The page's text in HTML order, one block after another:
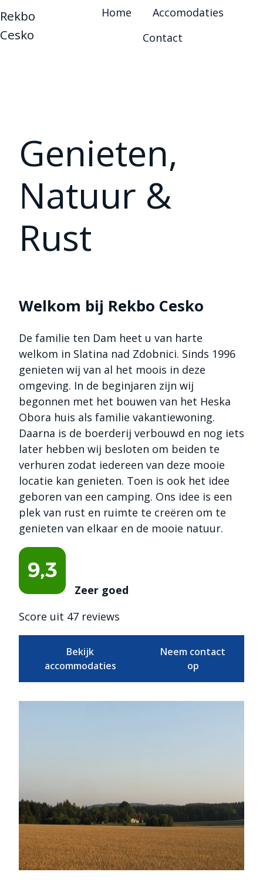
Rekbo
Cesko
Home
Accomodaties
Contact
Genieten,
Natuur &
Rust
Welkom bij Rekbo Cesko
De familie ten Dam heet u van harte
welkom in Slatina nad Zdobnici. Sinds 1996
genieten wij van al het moois in deze
omgeving. In de beginjaren zijn wij
begonnen met het bouwen van het Heska
Obora huis als familie vakantiewoning.
Daarna is de boerderij verbouwd en nog iets
later hebben wij besloten om beiden te
verhuren zodat iedereen van deze mooie
locatie kan genieten. Toen is ook het idee
geboren van een camping. Ons idee is een
plek van rust en ruimte te creëren om te
genieten van elkaar en de mooie natuur.
Zeer goed
Score uit 47 reviews
Bekijk
accommodaties
Neem contact
op